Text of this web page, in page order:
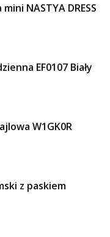
NASTYA DRESS
EF0107 Biały
W1GK0R
z paskiem